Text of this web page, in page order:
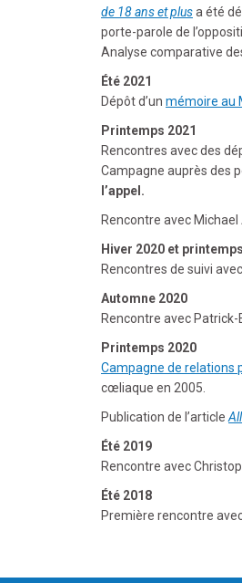
de 18 ans et plusa été
porte-parole de
Analyse comparative
Été 2021
Dépôt d’un mémoire au
Printemps 2021
Rencontres avec des
Campagne auprès des
l’appel.
Rencontre avec
Hiver 2020 et
Rencontres de suivi
Automne 2020
Rencontre avec
Printemps 2020
Campagne de relations
cœliaque en 2005.
Publication de l’article
Été 2019
Rencontre avec
Été 2018
Première rencontre